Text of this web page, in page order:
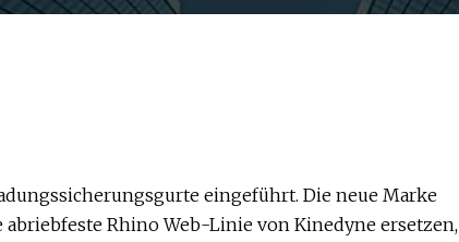
eingeführt. Die neue Marke
Rhino Web-Linie von Kinedyne ersetzen,